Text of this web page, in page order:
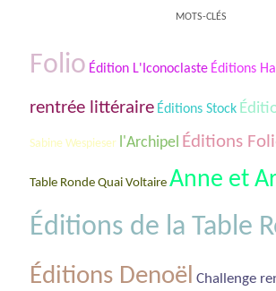
MOTS-CLÉS
Folio Édition L'Iconoclaste Éditions
rentrée littéraire Éditions Stock
Sabine Wespieser l'Archipel Éditions
Table Ronde Quai Voltaire Anne et
Éditions de la Table
Éditions Denoël Challenge